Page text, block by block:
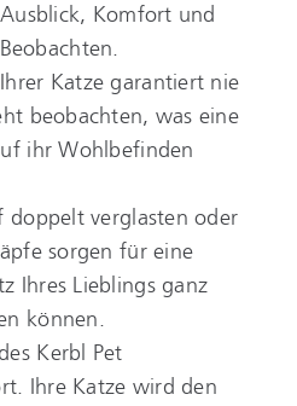
Komfort und
Katze garantiert nie
beobachten, was eine
ihr Wohlbefinden
doppelt verglasten oder
sorgen für eine
Ihres Lieblings ganz
können.
Kerbl Pet
Ihre Katze wird den